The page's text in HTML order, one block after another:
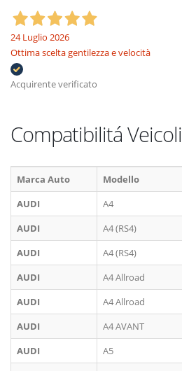
24 Luglio 2026
Ottima scelta gentilezza e velocità
Acquirente verificato
Compatibilitá Veicoli
Marca Auto
Modello
AUDI
A4
AUDI
A4 (RS4)
AUDI
A4 (RS4)
AUDI
A4 Allroad
AUDI
A4 Allroad
AUDI
A4 AVANT
AUDI
A5